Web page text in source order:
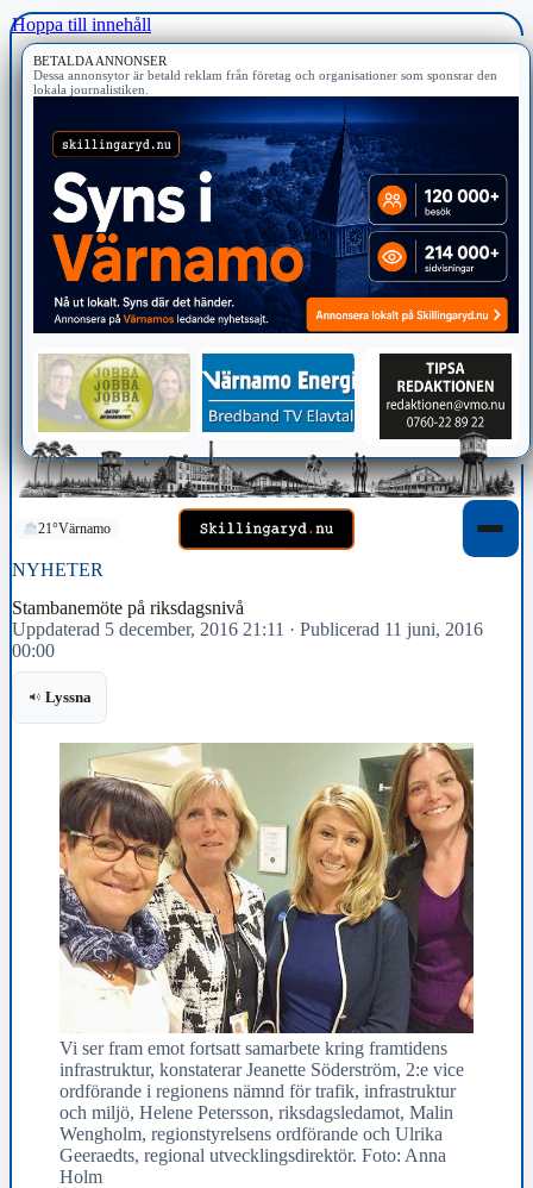
Hoppa till innehåll
BETALDA ANNONSER
Dessa annonsytor är betald reklam från företag och organisationer som sponsrar den
lokala journalistiken.
21°Värnamo
NYHETER
Stambanemöte på riksdagsnivå
Uppdaterad 5 december, 2016 21:11 · Publicerad 11 juni, 2016
00:00
Lyssna
Vi ser fram emot fortsatt samarbete kring framtidens
infrastruktur, konstaterar Jeanette Söderström, 2:e vice
ordförande i regionens nämnd för trafik, infrastruktur
och miljö, Helene Petersson, riksdagsledamot, Malin
Wengholm, regionstyrelsens ordförande och Ulrika
Geeraedts, regional utvecklingsdirektör. Foto: Anna
Holm